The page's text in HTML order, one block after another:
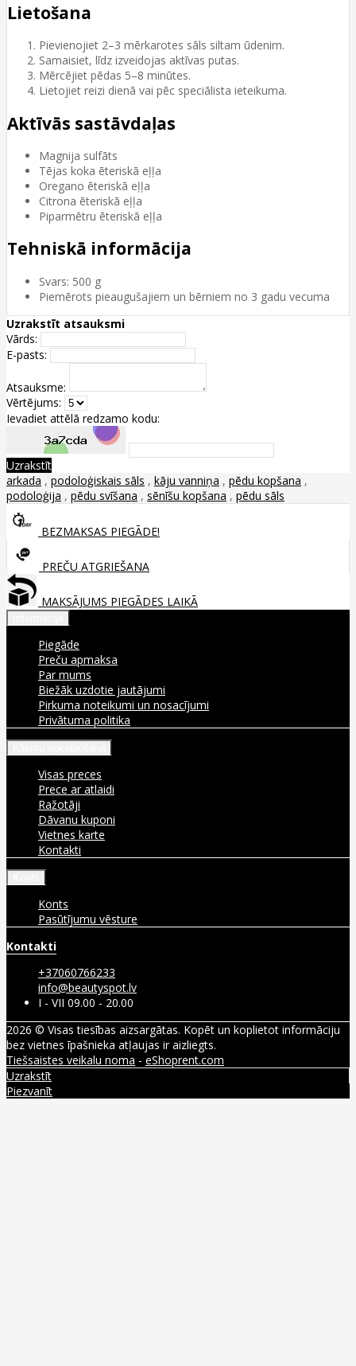
Lietošana
Pievienojiet 2–3 mērkarotes sāls siltam ūdenim.
Samaisiet, līdz izveidojas aktīvas putas.
Mērcējiet pēdas 5–8 minūtes.
Lietojiet reizi dienā vai pēc speciālista ieteikuma.
Aktīvās sastāvdaļas
Magnija sulfāts
Tējas koka ēteriskā eļļa
Oregano ēteriskā eļļa
Citrona ēteriskā eļļa
Piparmētru ēteriskā eļļa
Tehniskā informācija
Svars: 500 g
Piemērots pieaugušajiem un bērniem no 3 gadu vecuma
Uzrakstīt atsauksmi
Vārds:
E-pasts:
Atsauksme:
Vērtējums:
Ievadiet attēlā redzamo kodu:
Uzrakstīt
arkada , podoloģiskais sāls , kāju vanniņa , pēdu kopšana ,
podoloģija , pēdu svīšana , sēnīšu kopšana , pēdu sāls
BEZMAKSAS PIEGĀDE!
PREČU ATGRIEŠANA
MAKSĀJUMS PIEGĀDES LAIKĀ
Piegāde
Preču apmaksa
Par mums
Biežāk uzdotie jautājumi
Pirkuma noteikumi un nosacījumi
Privātuma politika
Visas preces
Prece ar atlaidi
Ražotāji
Dāvanu kuponi
Vietnes karte
Kontakti
Konts
Pasūtījumu vēsture
Kontakti
+37060766233
info@beautyspot.lv
I - VII 09.00 - 20.00
2026 © Visas tiesības aizsargātas. Kopēt un koplietot informāciju
bez vietnes īpašnieka atļaujas ir aizliegts.
Tiešsaistes veikalu noma - eShoprent.com
Uzrakstīt
Piezvanīt